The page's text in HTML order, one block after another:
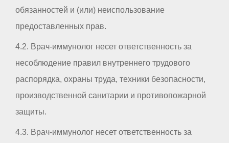
обязанностей и (или) неиспользование
предоставленных прав.
4.2. Врач-иммунолог несет ответственность за
несоблюдение правил внутреннего трудового
распорядка, охраны труда, техники безопасности,
производственной санитарии и противопожарной
защиты.
4.3. Врач-иммунолог несет ответственность за